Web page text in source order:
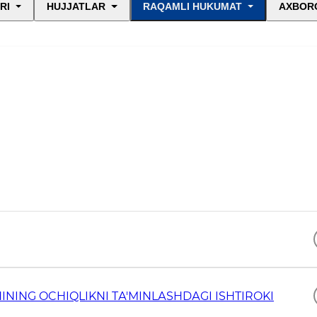
HUJJATLAR RAQAMLI HUKUMAT
OCHIQLIKNI TА'MINLАSHDАGI ISHTIROKI